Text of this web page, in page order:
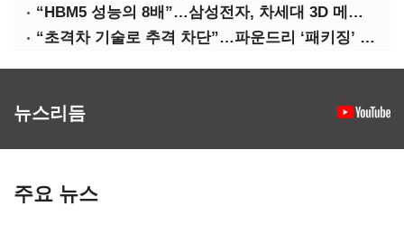
“HBM5 성능의 8배”…삼성전자, 차세대 3D 메모리 ‘zHBM’ 공개
“초격차 기술로 추격 차단”…파운드리 ‘패키징’ 각축전
뉴스리듬
주요 뉴스